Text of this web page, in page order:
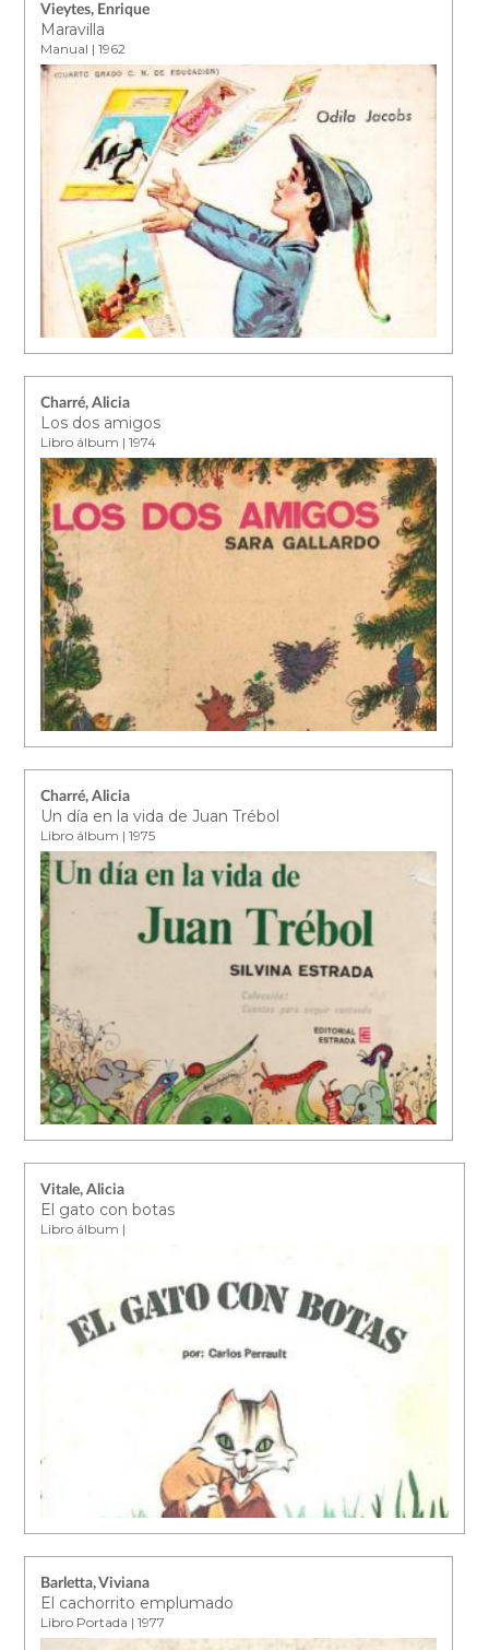
Vieytes, Enrique
Maravilla
Manual | 1962
Charré, Alicia
Los dos amigos
Libro álbum | 1974
Charré, Alicia
Un día en la vida de Juan Trébol
Libro álbum | 1975
Vitale, Alicia
El gato con botas
Libro álbum |
Barletta, Viviana
El cachorrito emplumado
Libro Portada | 1977